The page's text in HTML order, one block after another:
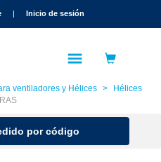
| Inicio de sesión
ventiladores y Hélices
Hélices
por código